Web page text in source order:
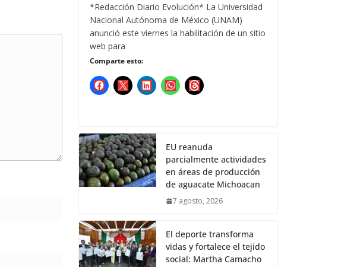
*Redacción Diario Evolución* La Universidad
Nacional Autónoma de México (UNAM)
anunció este viernes la habilitación de un sitio
web para
Comparte esto:
EU reanuda
parcialmente actividades
en áreas de producción
de aguacate Michoacan
7 agosto, 2026
El deporte transforma
vidas y fortalece el tejido
social: Martha Camacho